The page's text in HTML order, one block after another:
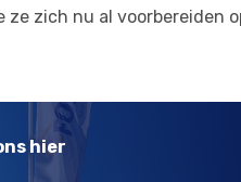
ze zich nu al voorbereiden
hier